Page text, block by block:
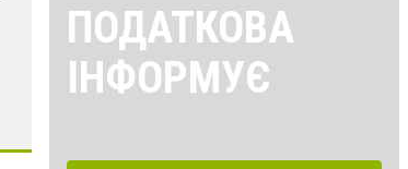
ПОДАТКОВА
ІНФОРМУЄ